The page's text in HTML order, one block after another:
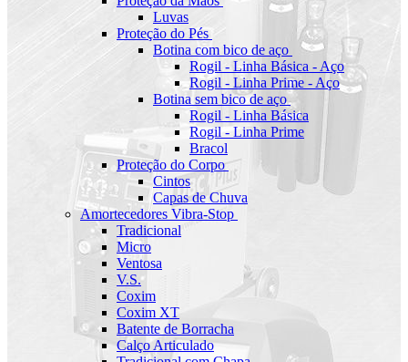
Luvas
Proteção do Pés
Botina com bico de aço
Rogil - Linha Básica - Aço
Rogil - Linha Prime - Aço
Botina sem bico de aço
Rogil - Linha Básica
Rogil - Linha Prime
Bracol
Proteção do Corpo
Cintos
Capas de Chuva
Amortecedores Vibra-Stop
Tradicional
Micro
Ventosa
V.S.
Coxim
Coxim XT
Batente de Borracha
Calço Articulado